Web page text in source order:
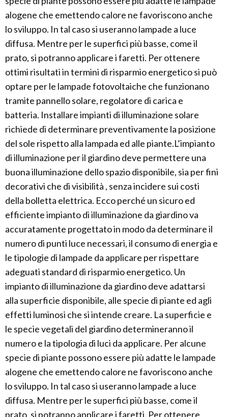
alogene che emettendo calore ne favoriscono anche
lo sviluppo. In tal caso si useranno lampade a luce
diffusa. Mentre per le superfici più basse, come il
prato, si potranno applicare i faretti. Per ottenere
ottimi risultati in termini di risparmio energetico si può
optare per le lampade fotovoltaiche che funzionano
tramite pannello solare, regolatore di carica e
batteria. Installare impianti di illuminazione solare
richiede di determinare preventivamente la posizione
del sole rispetto alla lampada ed alle piante.L’impianto
di illuminazione per il giardino deve permettere una
buona illuminazione dello spazio disponibile, sia per fini
decorativi che di visibilità , senza incidere sui costi
della bolletta elettrica. Ecco perché un sicuro ed
efficiente impianto di illuminazione da giardino va
accuratamente progettato in modo da determinare il
numero di punti luce necessari, il consumo di energia e
le tipologie di lampade da applicare per rispettare
adeguati standard di risparmio energetico. Un
impianto di illuminazione da giardino deve adattarsi
alla superficie disponibile, alle specie di piante ed agli
effetti luminosi che si intende creare. La superficie e
le specie vegetali del giardino determineranno il
numero e la tipologia di luci da applicare. Per alcune
specie di piante possono essere più adatte le lampade
alogene che emettendo calore ne favoriscono anche
lo sviluppo. In tal caso si useranno lampade a luce
diffusa. Mentre per le superfici più basse, come il
prato, si potranno applicare i faretti. Per ottenere